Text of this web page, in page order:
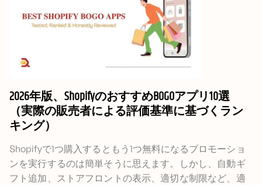
2026年版、ShopifyのおすすめBOGOアプリ10選
（実際の販売者による評価基準に基づくラン
キング）
Shopifyで1つ購入するともう1つ無料になるプロモーショ
ンを実行するのは簡単そうに思えます。しかし、自動ギ
フト追加、ストアフロントの表示、適切な制限など、適